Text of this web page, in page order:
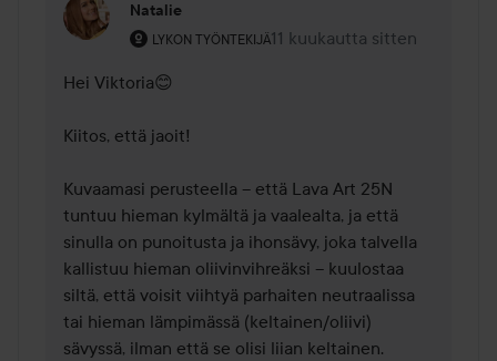
Natalie
LYKON TYÖNTEKIJÄ
Käyttäjän rooli: Lykon työntekijä.
11 kuukautta sitten
Kommentti lisättiin 11
Hei Viktoria😊
Kiitos, että jaoit!
Kuvaamasi perusteella – että Lava Art 25N
tuntuu hieman kylmältä ja vaalealta, ja että
sinulla on punoitusta ja ihonsävy, joka talvella
kallistuu hieman oliivinvihreäksi – kuulostaa
siltä, että voisit viihtyä parhaiten neutraalissa
tai hieman lämpimässä (keltainen/oliivi)
sävyssä, ilman että se olisi liian keltainen.